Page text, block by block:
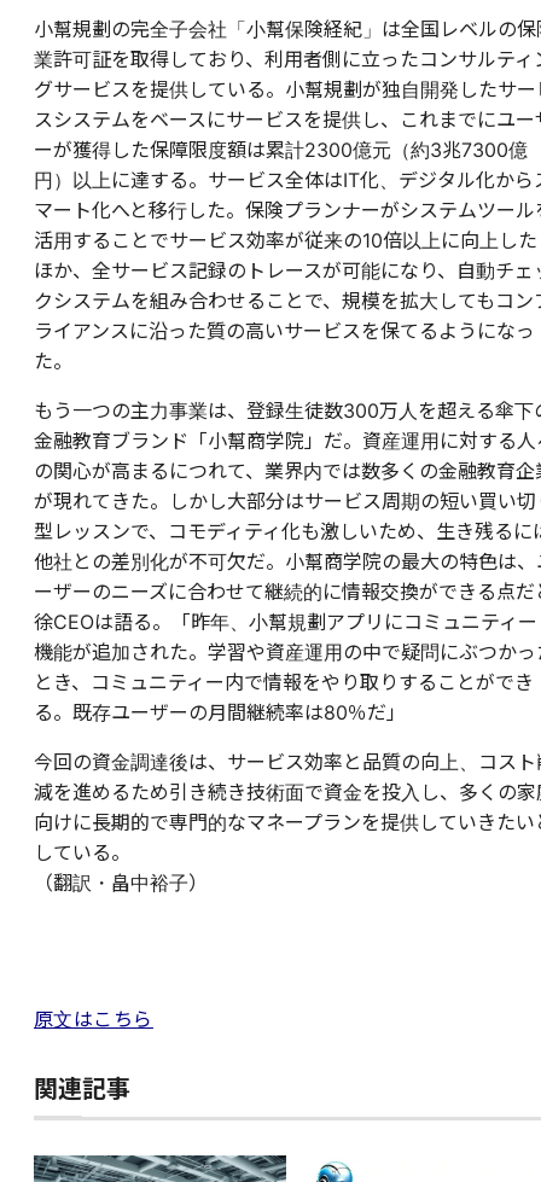
小幫規劃の完全子会社「小幫保険経紀」は全国レベルの保
業許可証を取得しており、利用者側に立ったコンサルティ
グサービスを提供している。小幫規劃が独自開発したサー
スシステムをベースにサービスを提供し、これまでにユー
ーが獲得した保障限度額は累計2300億元（約3兆7300億
円）以上に達する。サービス全体はIT化、デジタル化から
マート化へと移行した。保険プランナーがシステムツール
活用することでサービス効率が従来の10倍以上に向上した
ほか、全サービス記録のトレースが可能になり、自動チェ
クシステムを組み合わせることで、規模を拡大してもコン
ライアンスに沿った質の高いサービスを保てるようになっ
た。
もう一つの主力事業は、登録生徒数300万人を超える傘下
金融教育ブランド「小幫商学院」だ。資産運用に対する人
の関心が高まるにつれて、業界内では数多くの金融教育企
が現れてきた。しかし大部分はサービス周期の短い買い切
型レッスンで、コモディティ化も激しいため、生き残るに
他社との差別化が不可欠だ。小幫商学院の最大の特色は、
ーザーのニーズに合わせて継続的に情報交換ができる点だ
徐CEOは語る。「昨年、小幫規劃アプリにコミュニティー
機能が追加された。学習や資産運用の中で疑問にぶつかっ
とき、コミュニティー内で情報をやり取りすることができ
る。既存ユーザーの月間継続率は80％だ」
今回の資金調達後は、サービス効率と品質の向上、コスト
減を進めるため引き続き技術面で資金を投入し、多くの家
向けに長期的で専門的なマネープランを提供していきたい
している。
（翻訳・畠中裕子）
原文はこちら
関連記事